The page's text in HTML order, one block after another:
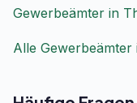
Gewerbeämter in
Alle